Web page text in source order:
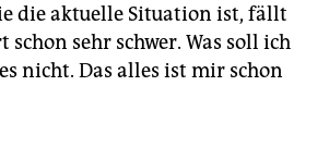
die aktuelle Situation ist, fällt
sehr schwer. Was soll ich
nicht. Das alles ist mir schon